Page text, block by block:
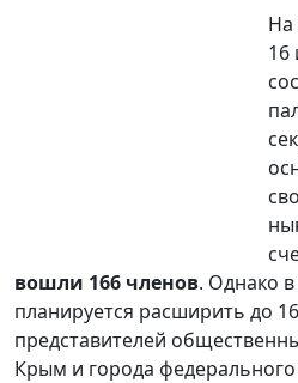
На
16
вошли 166 членов. Однако в
планируется расширить до
представителей
Крым и города